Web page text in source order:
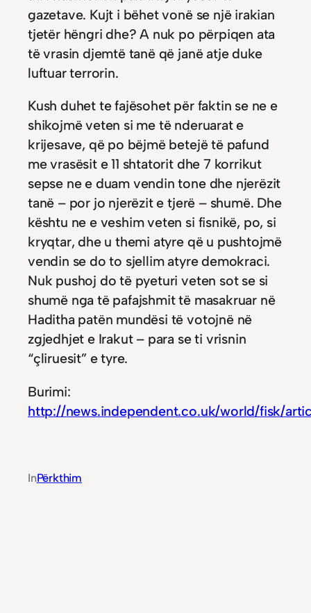
gazetave. Kujt i bëhet vonë se një irakian
tjetër hëngri dhe? A nuk po përpiqen ata
të vrasin djemtë tanë që janë atje duke
luftuar terrorin.
Kush duhet te fajësohet për faktin se ne e
shikojmë veten si me të nderuarat e
krijesave, që po bëjmë betejë të pafund
me vrasësit e 11 shtatorit dhe 7 korrikut
sepse ne e duam vendin tone dhe njerëzit
tanë – por jo njerëzit e tjerë – shumë. Dhe
kështu ne e veshim veten si fisnikë, po, si
kryqtar, dhe u themi atyre që u pushtojmë
vendin se do to sjellim atyre demokraci.
Nuk pushoj do të pyeturi veten sot se si
shumë nga të pafajshmit të masakruar në
Haditha patën mundësi të votojnë në
zgjedhjet e Irakut – para se ti vrisnin
“çliruesit” e tyre.
Burimi:
http://news.independent.co.uk/world/fisk/
InPërkthim